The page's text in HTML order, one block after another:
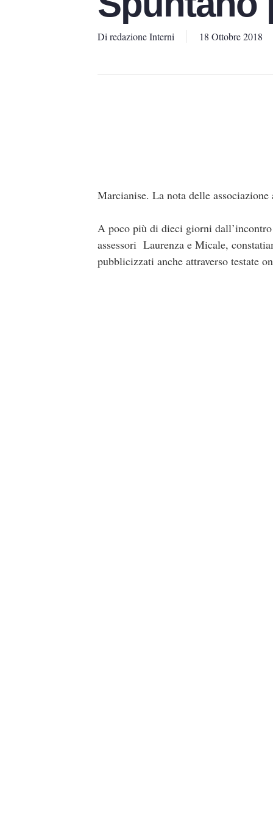
Di redazione Interni 18 Ottobre 2018
Marcianise. La nota delle
A poco più di dieci giorni
assessori Laurenza e Micale,
pubblicizzati anche attraverso testate